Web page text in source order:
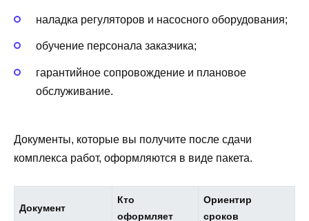
наладка регуляторов и насосного оборудования;
обучение персонала заказчика;
гарантийное сопровождение и плановое
обслуживание.
Документы, которые вы получите после сдачи
комплекса работ, оформляются в виде пакета.
Документ
Кто
оформляет
Ориентир
сроков